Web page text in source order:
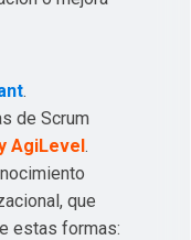
.
de Scrum
AgiLevel.
que
estas formas: